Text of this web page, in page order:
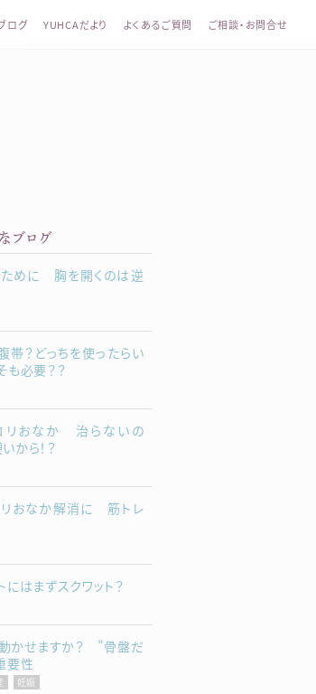
ログ YUHCAだより よくあるご質問 ご相談・お問合せ
ウカ）
ブログ
ために 胸を開くのは逆
帯？どっちを使ったらい
必要？？
リおなか 治らないの
から！？
リおなか解消に 筋トレ
にはまずスクワット？
かせますか？ ”骨盤だ
要性
妊娠